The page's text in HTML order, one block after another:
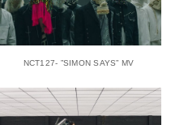
NCT127- ”SIMON SAYS” MV